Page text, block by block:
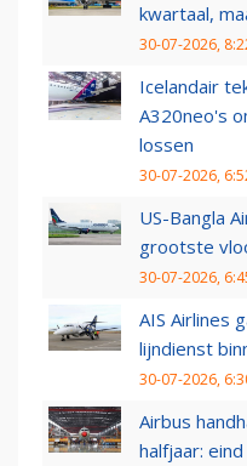
kwartaal,
30-07-2026,
Icelandair
A320neo's
lossen
30-07-2026,
US-Bangla
grootste
30-07-2026,
AIS Airlines
lijndienst
30-07-2026,
Airbus
halfjaar: